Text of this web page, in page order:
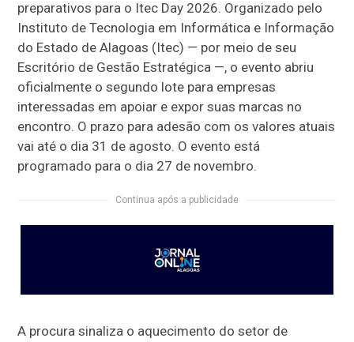
preparativos para o Itec Day 2026. Organizado pelo
Instituto de Tecnologia em Informática e Informação
do Estado de Alagoas (Itec) — por meio de seu
Escritório de Gestão Estratégica —, o evento abriu
oficialmente o segundo lote para empresas
interessadas em apoiar e expor suas marcas no
encontro. O prazo para adesão com os valores atuais
vai até o dia 31 de agosto. O evento está
programado para o dia 27 de novembro.
Continua após a publicidade
A procura sinaliza o aquecimento do setor de